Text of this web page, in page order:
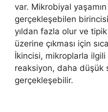
var. Mikrobiyal yaşamın
gerçekleşebilen
yıldan fazla olur ve tipik
üzerine çıkması için
İkincisi, mikroplarla ilgili
reaksiyon, daha düşük
gerçekleşebilir.